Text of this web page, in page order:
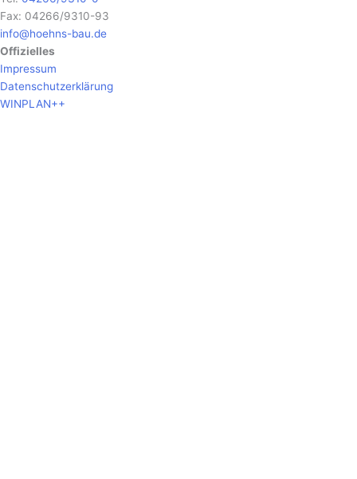
Fax: 04266/9310-93
info@hoehns-bau.de
Offizielles
Impressum
Datenschutzerklärung
WINPLAN++